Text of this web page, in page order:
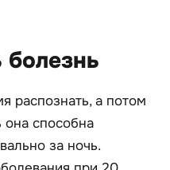
болезнь
распознать, а потом
способна
за ночь.